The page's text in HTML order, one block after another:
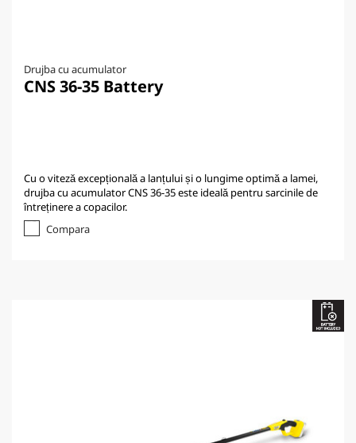
Drujba cu acumulator
CNS 36-35 Battery
Cu o viteză excepțională a lanțului și o lungime optimă a lamei,
drujba cu acumulator CNS 36-35 este ideală pentru sarcinile de
întreținere a copacilor.
Compara